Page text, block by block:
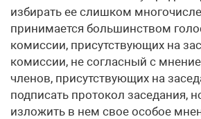
избирать ее слишком
принимается большинством
комиссии, присутствующих на
комиссии, не согласный с
членов, присутствующих на
подписать протокол заседания,
изложить в нем свое особое